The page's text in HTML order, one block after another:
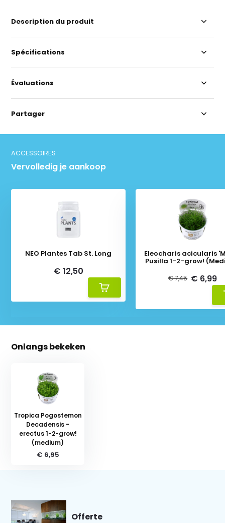
Description du produit
Spécifications
Évaluations
Partager
ACCESSOIRES
Vervolledig je aankoop
NEO Plantes Tab St. Long
€ 12,50
Eleocharis acicularis
Pusilla 1-2-grow!
€ 7,45 € 6,99
Onlangs bekeken
Tropica Pogostemon
Decadensis -
erectus 1-2-grow!
(medium)
€ 6,95
Offerte